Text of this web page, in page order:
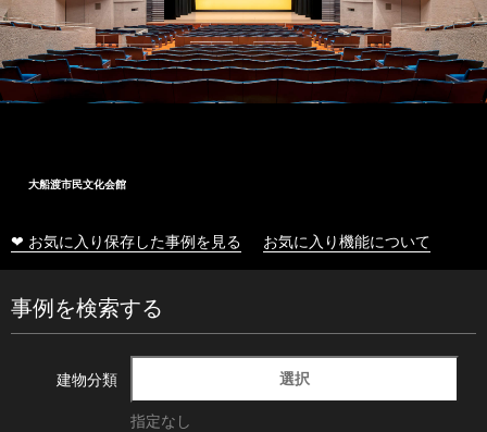
大船渡市民文化会館
❤ お気に入り保存した事例を見る お気に入り機能について
事例を検索する
建物分類 選択
指定なし